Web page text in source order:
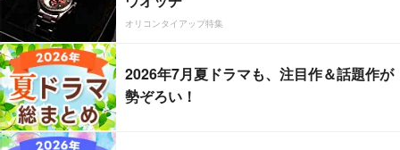
オリコンタイアップ特集
2026年7月夏ドラマも、注目作＆話題作が
勢ぞろい！